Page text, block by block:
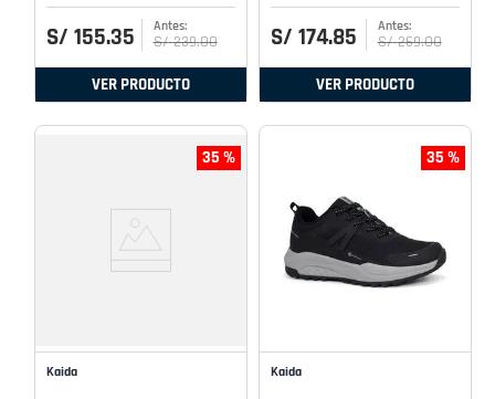
S/ 155.35 S/ 239.00
VER PRODUCTO
S/ 174.85 S/ 269.00
VER PRODUCTO
35 %
Kaida
35 %
Kaida